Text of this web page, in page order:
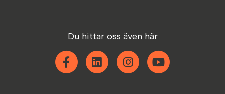
Du hittar oss även här
FacebookLinkedinInstagram